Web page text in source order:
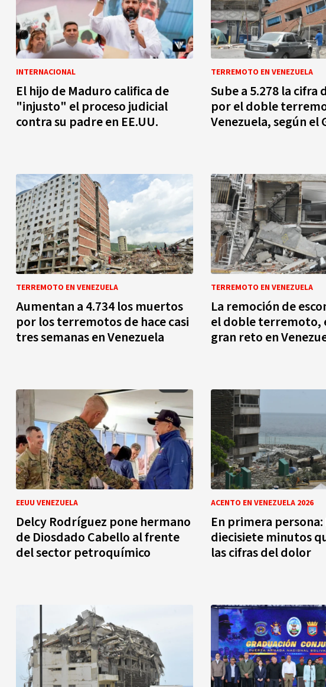
INTERNACIONAL
El hijo de Maduro califica de
"injusto" el proceso judicial
contra su padre en EE.UU.
TERREMOTO EN VENEZUELA
Sube a 5.278 la cifra
por el doble
Venezuela, según el
TERREMOTO EN VENEZUELA
Aumentan a 4.734 los muertos
por los terremotos de hace casi
tres semanas en Venezuela
TERREMOTO EN VENEZUELA
La remoción de
el doble terremoto,
gran reto en
EEUU VENEZUELA
Delcy Rodríguez pone hermano
de Diosdado Cabello al frente
del sector petroquímico
ACENTO EN VENEZUELA 2026
En primera persona:
diecisiete minutos
las cifras del dolor